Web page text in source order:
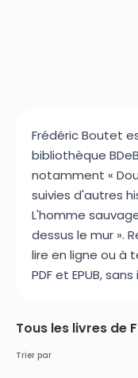
Frédéric Boutet
bibliothèque
notamment «
suivies d'autres
L'homme
dessus le mur ».
lire en ligne ou à
PDF et EPUB,
Tous les livres de
Trier par